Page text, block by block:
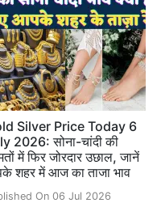
Silver Price Today 6
2026: सोना-चांदी की
में फिर जोरदार उछाल, जानें
शहर में आज का ताजा भाव
On 06 Jul 2026